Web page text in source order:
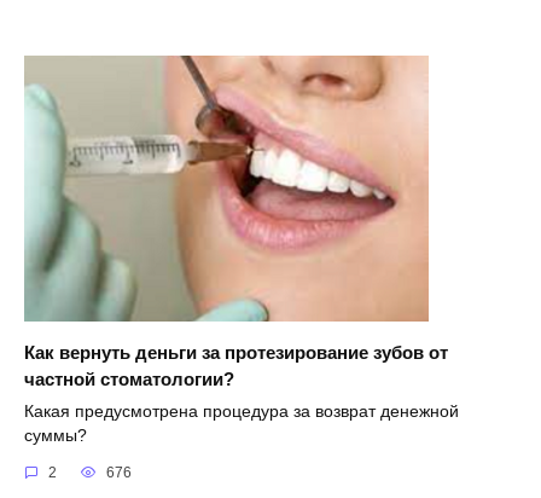
Как вернуть деньги за протезирование зубов от
частной стоматологии?
Какая предусмотрена процедура за возврат денежной
суммы?
2 676